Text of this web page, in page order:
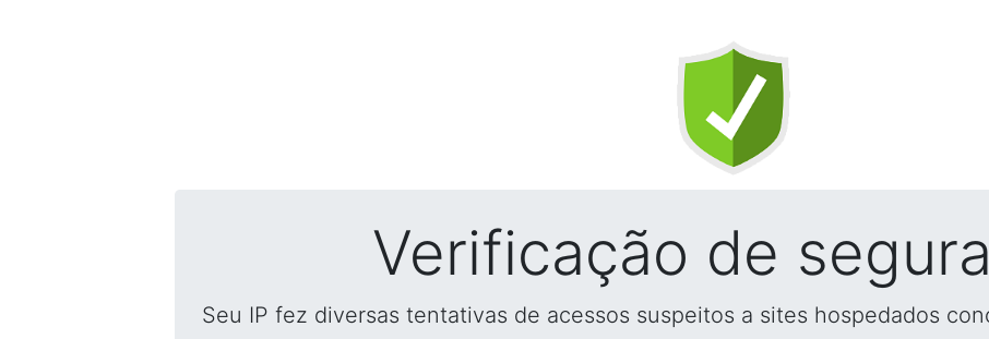
Verificação de
Seu IP fez diversas tentativas de acessos suspeitos a sites hospedados